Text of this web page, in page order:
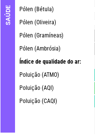
SAÚDE
Pólen (Bétula)
Pólen (Oliveira)
Pólen (Gramíneas)
Pólen (Ambrósia)
Índice de qualidade do ar:
Poluição (ATMO)
Poluição (AQI)
Poluição (CAQI)